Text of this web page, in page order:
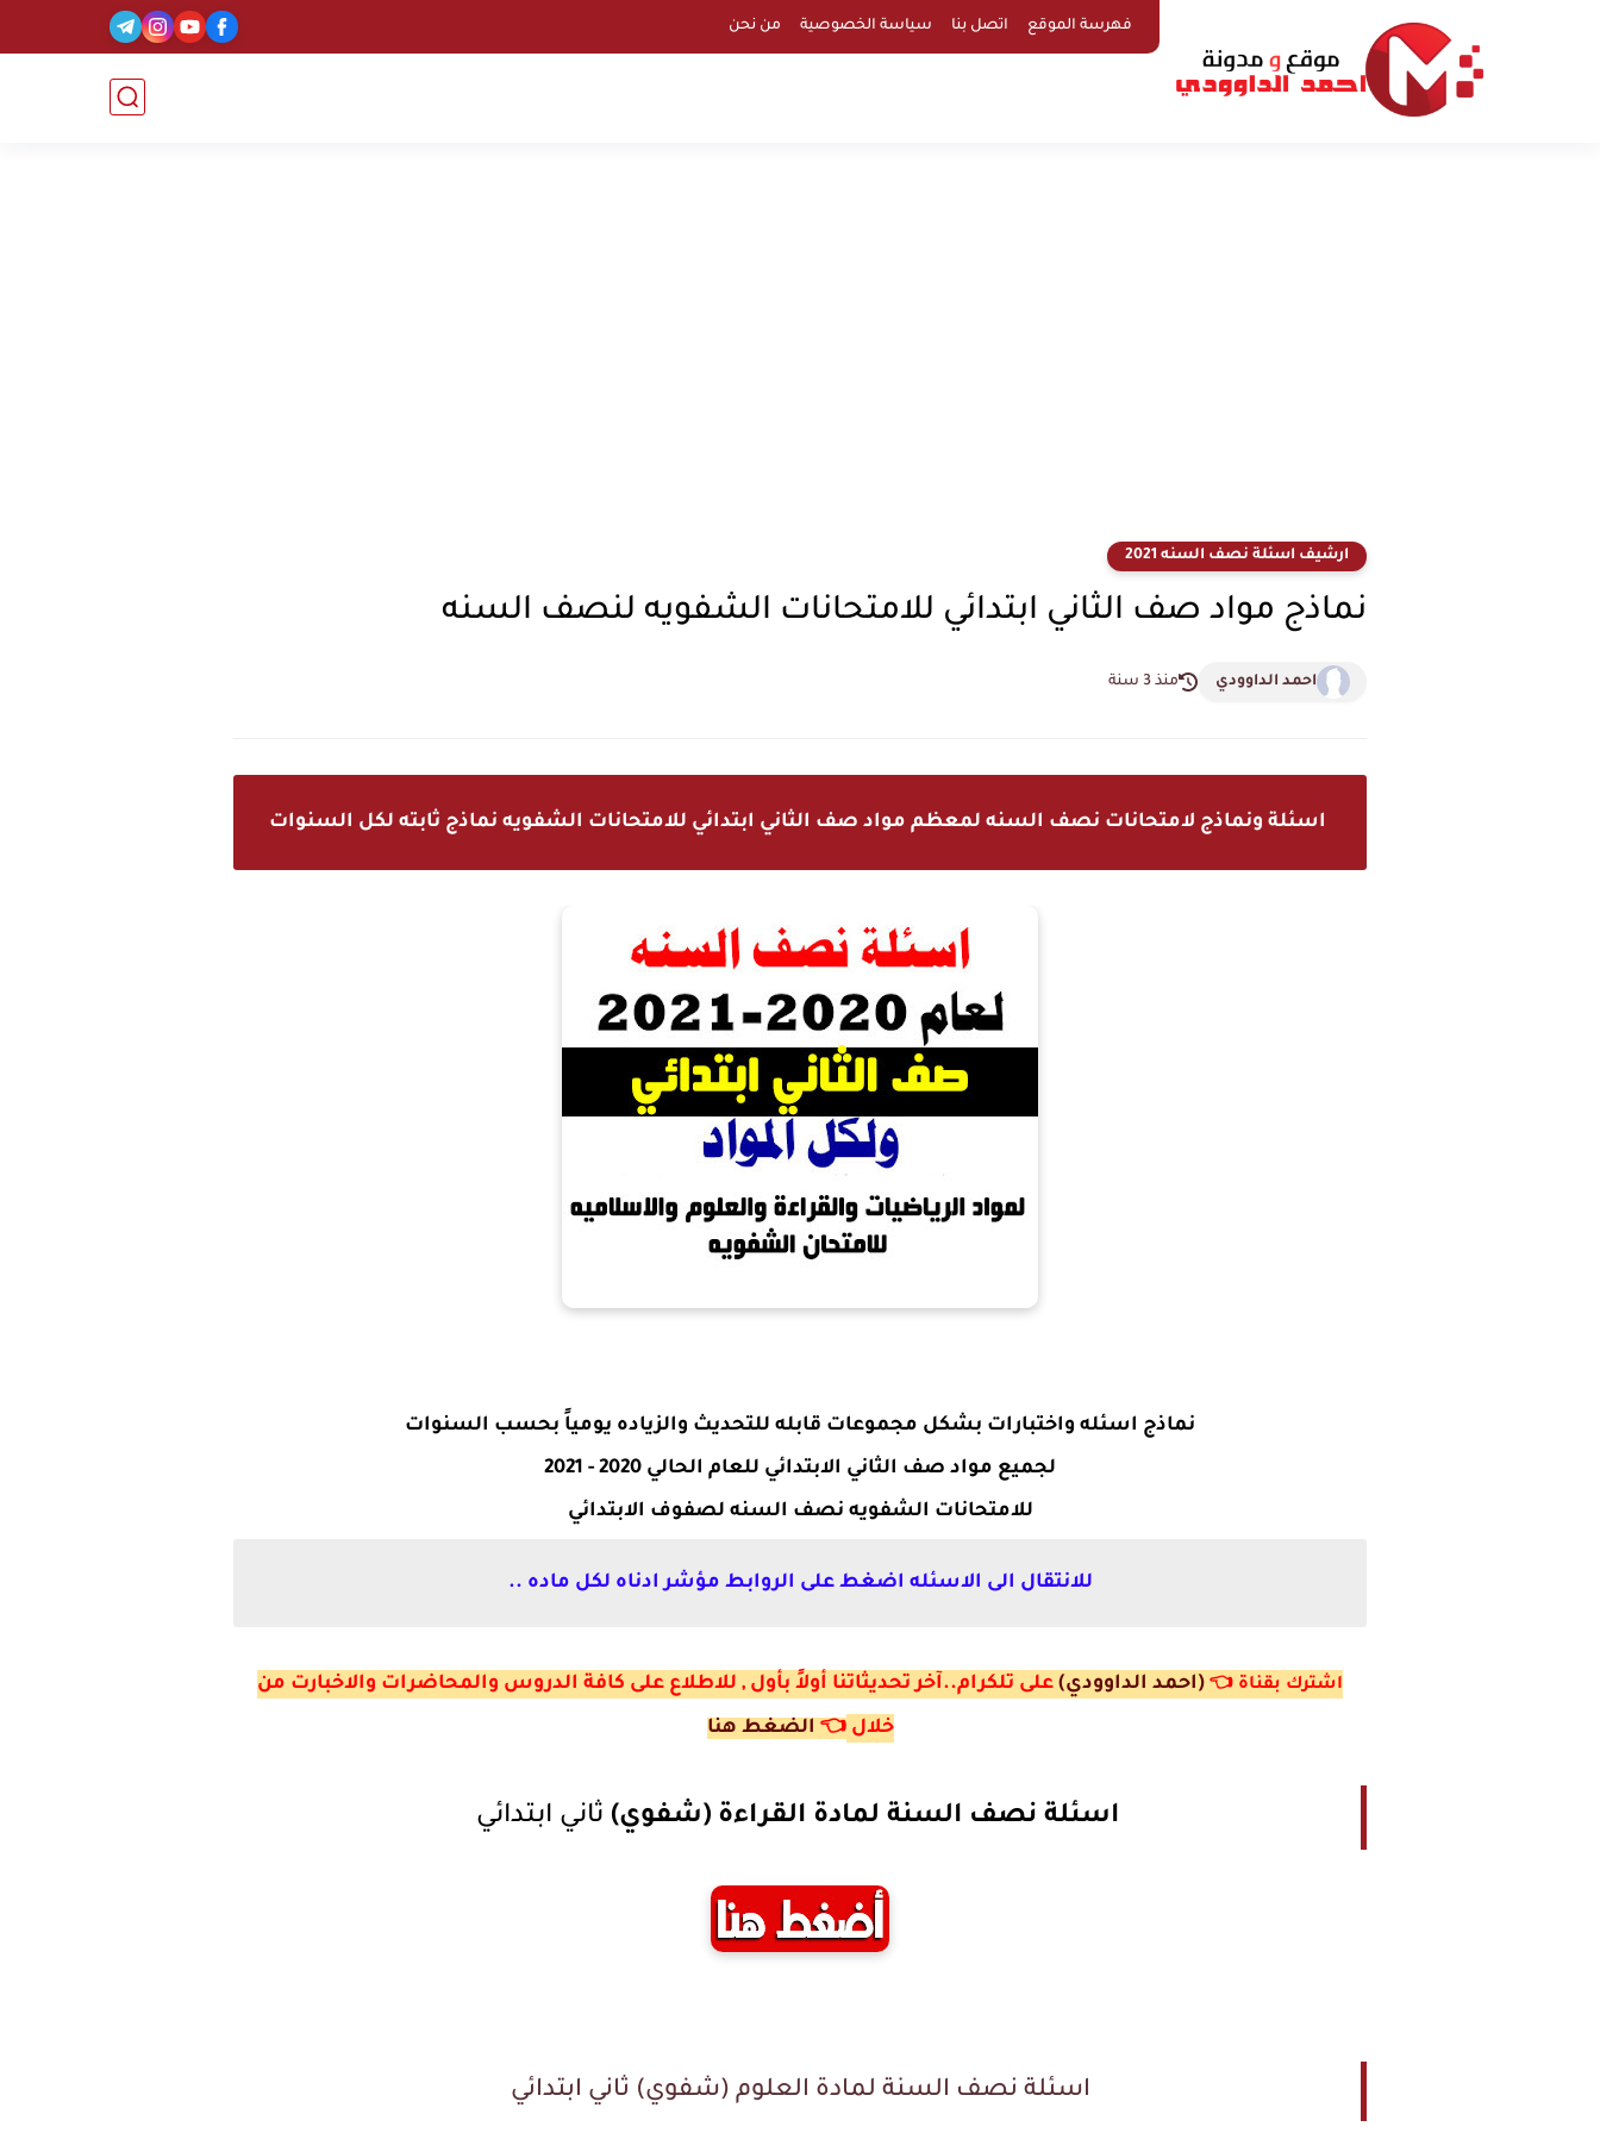
فهرسة الموقع اتصل بنا سياسة الخصوصية من نحن
ارشيف اسئلة نصف السنه 2021
نماذج مواد صف الثاني ابتدائي للامتحانات الشفويه لنصف السنه
احمد الداوودي منذ 3 سنة
اسئلة ونماذج لامتحانات نصف السنه لمعظم مواد صف الثاني ابتدائي للامتحانات الشفويه نماذج ثابته لكل السنوات
نماذج اسئله واختبارات بشكل مجموعات قابله للتحديث والزياده يومياً بحسب السنوات
لجميع مواد صف الثاني الابتدائي للعام الحالي 2020 - 2021
للامتحانات الشفويه نصف السنه لصفوف الابتدائي
للانتقال الى الاسئله اضغط على الروابط مؤشر ادناه لكل ماده ..
اشترك بقناة 👈 (احمد الداوودي) على تلكرام..آخر تحديثاتنا أولاً بأول , للاطلاع على كافة الدروس والمحاضرات والاخبارت من
خلال👈 الضغط هنا
اسئلة نصف السنة لمادة القراءة (شفوي) ثاني ابتدائي
اسئلة نصف السنة لمادة العلوم (شفوي) ثاني ابتدائي